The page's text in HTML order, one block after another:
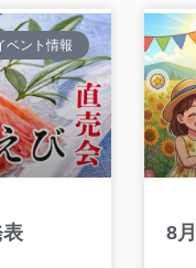
ベント情報
表
8